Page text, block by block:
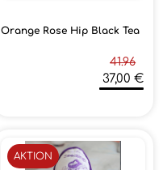
Orange Rose Hip Black Tea
41.96
37,00 €
AKTION